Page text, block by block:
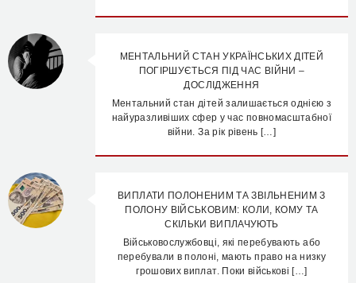
МЕНТАЛЬНИЙ СТАН УКРАЇНСЬКИХ ДІТЕЙ
ПОГІРШУЄТЬСЯ ПІД ЧАС ВІЙНИ –
ДОСЛІДЖЕННЯ
Ментальний стан дітей залишається однією з
найуразливіших сфер у час повномасштабної
війни. За рік рівень […]
ВИПЛАТИ ПОЛОНЕНИМ ТА ЗВІЛЬНЕНИМ З
ПОЛОНУ ВІЙСЬКОВИМ: КОЛИ, КОМУ ТА
СКІЛЬКИ ВИПЛАЧУЮТЬ
Військовослужбовці, які перебувають або
перебували в полоні, мають право на низку
грошових виплат. Поки військові […]